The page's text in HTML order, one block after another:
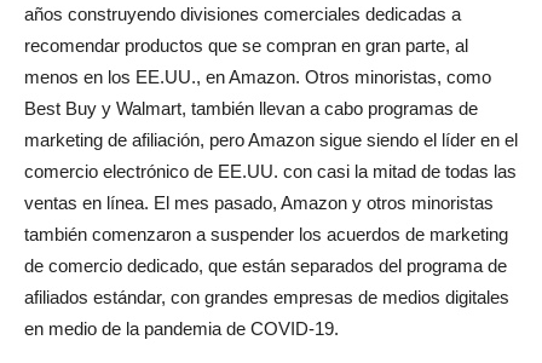
años construyendo divisiones comerciales dedicadas a
recomendar productos que se compran en gran parte, al
menos en los EE.UU., en Amazon. Otros minoristas, como
Best Buy y Walmart, también llevan a cabo programas de
marketing de afiliación, pero Amazon sigue siendo el líder en el
comercio electrónico de EE.UU. con casi la mitad de todas las
ventas en línea. El mes pasado, Amazon y otros minoristas
también comenzaron a suspender los acuerdos de marketing
de comercio dedicado, que están separados del programa de
afiliados estándar, con grandes empresas de medios digitales
en medio de la pandemia de COVID-19.